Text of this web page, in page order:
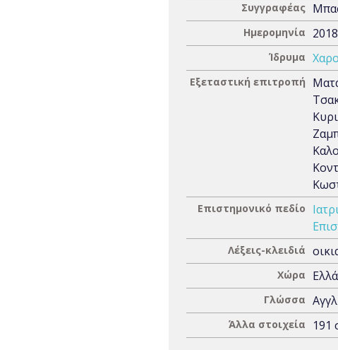
Συγγραφέας
Ημερομηνία 2018
Ίδρυμα
Εξεταστική επιτροπή
Επιστημονικό πεδίο
Λέξεις-κλειδιά
Χώρα
Γλώσσα
Άλλα στοιχεία 191